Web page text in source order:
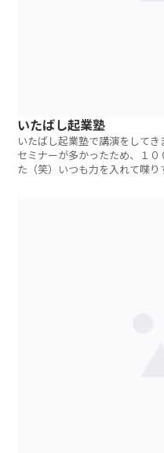
いたばし起業塾
いたばし起業塾で講演をして
セミナーが多かったため、１
た（笑）いつも力を入れて喋